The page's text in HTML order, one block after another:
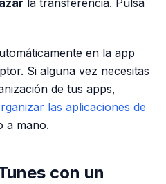
la transferencia. Pulsa
en la app
Si alguna vez necesitas
de tus apps,
las aplicaciones de
a mano.
con un